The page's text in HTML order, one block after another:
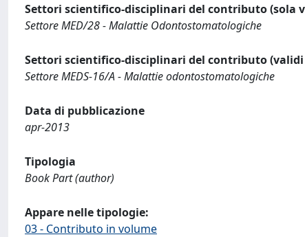
Settori scientifico-disciplinari del contributo (sola
Settore MED/28 - Malattie Odontostomatologiche
Settori scientifico-disciplinari del contributo (validi
Settore MEDS-16/A - Malattie odontostomatologiche
Data di pubblicazione
apr-2013
Tipologia
Book Part (author)
Appare nelle tipologie:
03 - Contributo in volume